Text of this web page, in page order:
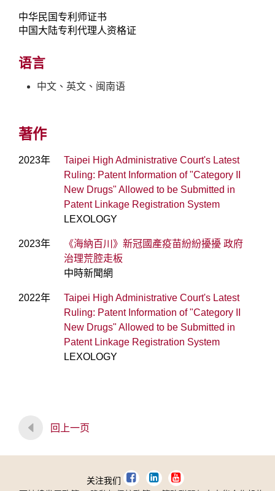
中华民国专利师证书
中国大陆专利代理人资格证
语言
中文、英文、闽南语
著作
2023年
Taipei High Administrative Court's Latest
Ruling: Patent Information of "Category II
New Drugs" Allowed to be Submitted in
Patent Linkage Registration System
LEXOLOGY
2023年
《海納百川》新冠國產疫苗紛紛擾擾 政府
治理荒腔走板
中時新聞網
2022年
Taipei High Administrative Court's Latest
Ruling: Patent Information of "Category II
New Drugs" Allowed to be Submitted in
Patent Linkage Registration System
LEXOLOGY
回上一页
关注我们